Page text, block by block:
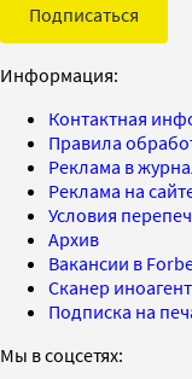
Подписаться
Информация:
Контактная
Правила
Реклама в
Реклама на
Условия
Архив
Вакансии в
Сканер
Подписка на
Мы в соцсетях: